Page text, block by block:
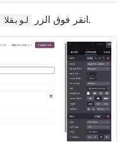
انقر فوق الزر القبول لتحرير نموذج القبول.